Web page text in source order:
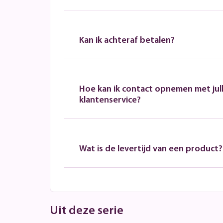
Kan ik achteraf betalen?
Hoe kan ik contact opnemen met
klantenservice?
Wat is de levertijd van een product?
Uit deze serie